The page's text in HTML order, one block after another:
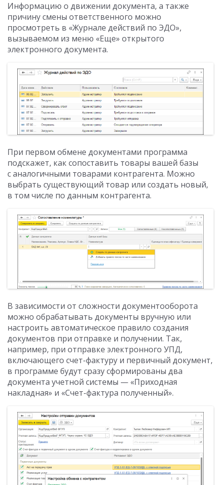
Информацию о движении документа, а также
причину смены ответственного можно
просмотреть в «Журнале действий по ЭДО»,
вызываемом из меню «Еще» открытого
электронного документа.
При первом обмене документами программа
подскажет, как сопоставить товары вашей базы
с аналогичными товарами контрагента. Можно
выбрать существующий товар или создать новый,
в том числе по данным контрагента.
В зависимости от сложности документооборота
можно обрабатывать документы вручную или
настроить автоматическое правило создания
документов при отправке и получении. Так,
например, при отправке электронного УПД,
включающего счет-фактуру и первичный документ,
в программе будут сразу сформированы два
документа учетной системы — «Приходная
накладная» и «Счет-фактура полученный».